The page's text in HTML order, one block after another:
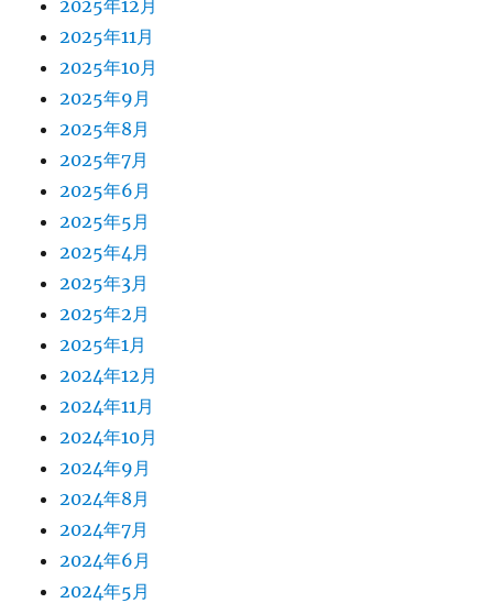
2025年12月
2025年11月
2025年10月
2025年9月
2025年8月
2025年7月
2025年6月
2025年5月
2025年4月
2025年3月
2025年2月
2025年1月
2024年12月
2024年11月
2024年10月
2024年9月
2024年8月
2024年7月
2024年6月
2024年5月